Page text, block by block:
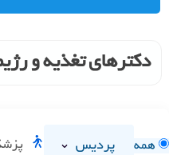
دکترهای تغذیه و
همه پردیس